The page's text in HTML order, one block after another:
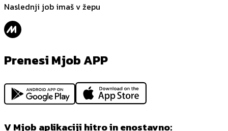
Naslednji job imaš v žepu
Prenesi Mjob APP
V Mjob aplikaciji hitro in enostavno: